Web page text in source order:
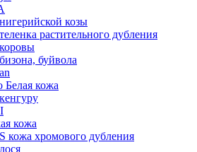
козы
растительного дубления
буйвола
Белая кожа
кожа
кожа хромового дубления